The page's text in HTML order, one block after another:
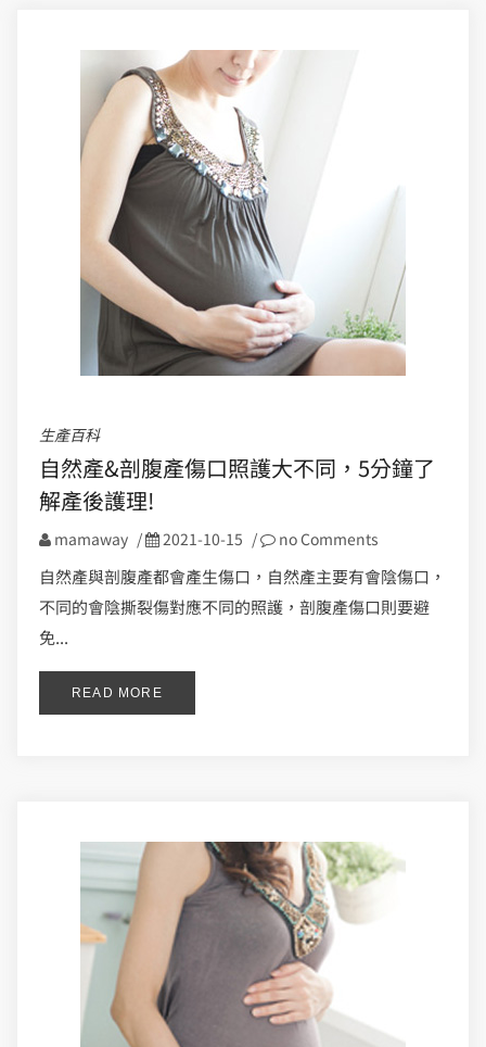
生產百科
自然產&剖腹產傷口照護大不同，5分鐘了
解產後護理!
mamaway / 2021-10-15 / no Comments
自然產與剖腹產都會產生傷口，自然產主要有會陰傷口，
不同的會陰撕裂傷對應不同的照護，剖腹產傷口則要避
免...
READ MORE